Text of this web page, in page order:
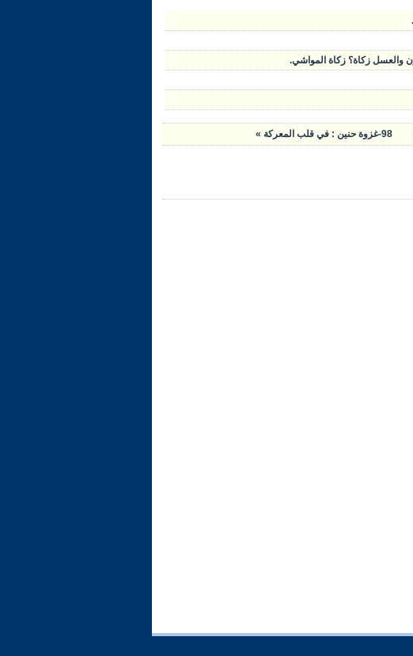
98-غزوة حنين : في قلب المعركة »